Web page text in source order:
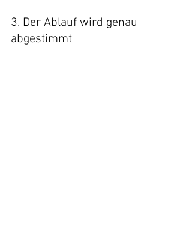
3. Der Ablauf wird genau
abgestimmt